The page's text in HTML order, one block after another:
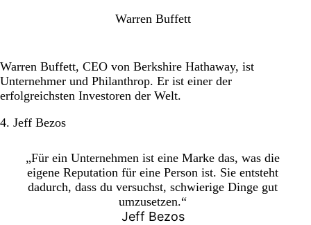
Warren Buffett
Warren Buffett, CEO von Berkshire Hathaway, ist
Unternehmer und Philanthrop. Er ist einer der
erfolgreichsten Investoren der Welt.
4. Jeff Bezos
„Für ein Unternehmen ist eine Marke das, was die
eigene Reputation für eine Person ist. Sie entsteht
dadurch, dass du versuchst, schwierige Dinge gut
umzusetzen.“
Jeff Bezos